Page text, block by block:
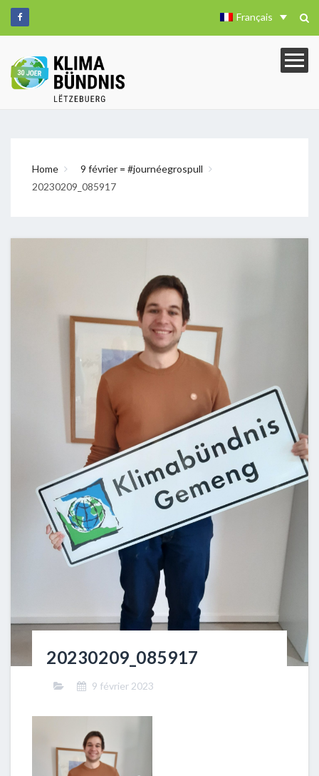
Français
Home
9 février = #journéegrospull
20230209_085917
20230209_085917
9 février 2023